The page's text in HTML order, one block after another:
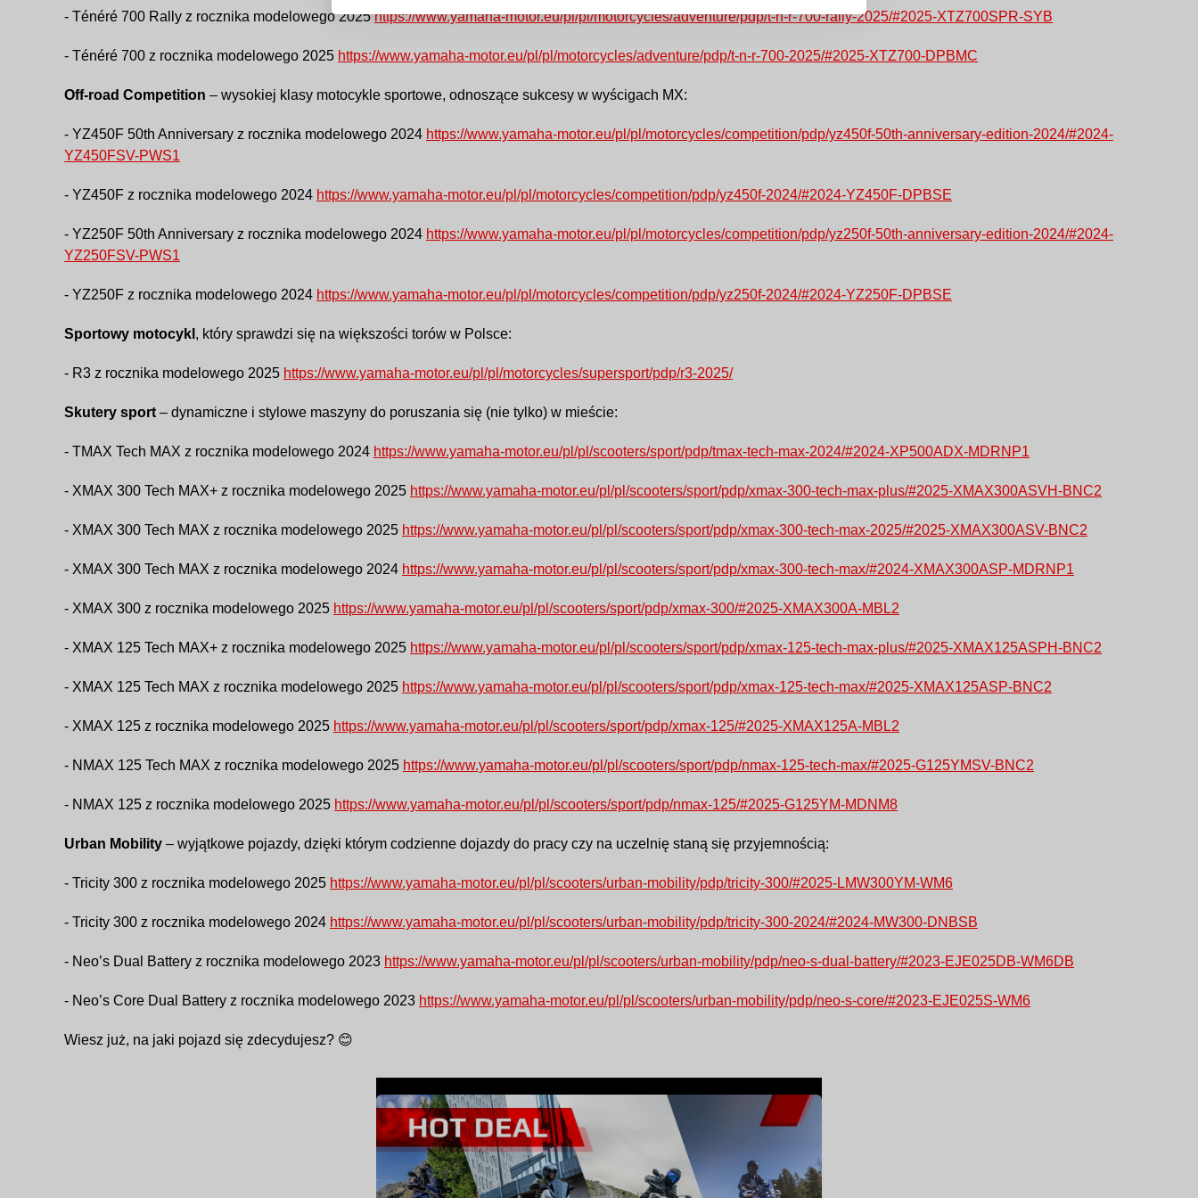
- Ténéré 700 Rally z rocznika modelowego 2025https://www.yamaha-motor.eu/pl/pl/motorcycles/adventure/pdp/t-n-r-700-rally-2025/#2025-XTZ700SPR-SYB
- Ténéré 700 z rocznika modelowego 2025 https://www.yamaha-motor.eu/pl/pl/motorcycles/adventure/pdp/t-n-r-700-2025/#2025-XTZ700-DPBMC
Off-road Competition – wysokiej klasy motocykle sportowe, odnoszące sukcesy w wyścigach MX:
- YZ450F 50th Anniversary z rocznika modelowego 2024 https://www.yamaha-motor.eu/pl/pl/motorcycles/competition/pdp/yz450f-50th-anniversary-edition-2024/#2024-
YZ450FSV-PWS1
- YZ450F z rocznika modelowego 2024 https://www.yamaha-motor.eu/pl/pl/motorcycles/competition/pdp/yz450f-2024/#2024-YZ450F-DPBSE
- YZ250F 50th Anniversary z rocznika modelowego 2024 https://www.yamaha-motor.eu/pl/pl/motorcycles/competition/pdp/yz250f-50th-anniversary-edition-2024/#2024-
YZ250FSV-PWS1
- YZ250F z rocznika modelowego 2024 https://www.yamaha-motor.eu/pl/pl/motorcycles/competition/pdp/yz250f-2024/#2024-YZ250F-DPBSE
Sportowy motocykl , który sprawdzi się na większości torów w Polsce:
- R3 z rocznika modelowego 2025 https://www.yamaha-motor.eu/pl/pl/motorcycles/supersport/pdp/r3-2025/
Skutery sport – dynamiczne i stylowe maszyny do poruszania się (nie tylko) w mieście:
- TMAX Tech MAX z rocznika modelowego 2024 https://www.yamaha-motor.eu/pl/pl/scooters/sport/pdp/tmax-tech-max-2024/#2024-XP500ADX-MDRNP1
- XMAX 300 Tech MAX+ z rocznika modelowego 2025 https://www.yamaha-motor.eu/pl/pl/scooters/sport/pdp/xmax-300-tech-max-plus/#2025-XMAX300ASVH-BNC2
- XMAX 300 Tech MAX z rocznika modelowego 2025 https://www.yamaha-motor.eu/pl/pl/scooters/sport/pdp/xmax-300-tech-max-2025/#2025-XMAX300ASV-BNC2
- XMAX 300 Tech MAX z rocznika modelowego 2024 https://www.yamaha-motor.eu/pl/pl/scooters/sport/pdp/xmax-300-tech-max/#2024-XMAX300ASP-MDRNP1
- XMAX 300 z rocznika modelowego 2025 https://www.yamaha-motor.eu/pl/pl/scooters/sport/pdp/xmax-300/#2025-XMAX300A-MBL2
- XMAX 125 Tech MAX+ z rocznika modelowego 2025 https://www.yamaha-motor.eu/pl/pl/scooters/sport/pdp/xmax-125-tech-max-plus/#2025-XMAX125ASPH-BNC2
- XMAX 125 Tech MAX z rocznika modelowego 2025 https://www.yamaha-motor.eu/pl/pl/scooters/sport/pdp/xmax-125-tech-max/#2025-XMAX125ASP-BNC2
- XMAX 125 z rocznika modelowego 2025 https://www.yamaha-motor.eu/pl/pl/scooters/sport/pdp/xmax-125/#2025-XMAX125A-MBL2
- NMAX 125 Tech MAX z rocznika modelowego 2025 https://www.yamaha-motor.eu/pl/pl/scooters/sport/pdp/nmax-125-tech-max/#2025-G125YMSV-BNC2
- NMAX 125 z rocznika modelowego 2025 https://www.yamaha-motor.eu/pl/pl/scooters/sport/pdp/nmax-125/#2025-G125YM-MDNM8
Urban Mobility – wyjątkowe pojazdy, dzięki którym codzienne dojazdy do pracy czy na uczelnię staną się przyjemnością:
- Tricity 300 z rocznika modelowego 2025 https://www.yamaha-motor.eu/pl/pl/scooters/urban-mobility/pdp/tricity-300/#2025-LMW300YM-WM6
- Tricity 300 z rocznika modelowego 2024 https://www.yamaha-motor.eu/pl/pl/scooters/urban-mobility/pdp/tricity-300-2024/#2024-MW300-DNBSB
- Neo’s Dual Battery z rocznika modelowego 2023 https://www.yamaha-motor.eu/pl/pl/scooters/urban-mobility/pdp/neo-s-dual-battery/#2023-EJE025DB-WM6DB
- Neo’s Core Dual Battery z rocznika modelowego 2023 https://www.yamaha-motor.eu/pl/pl/scooters/urban-mobility/pdp/neo-s-core/#2023-EJE025S-WM6
Wiesz już, na jaki pojazd się zdecydujesz? 😊